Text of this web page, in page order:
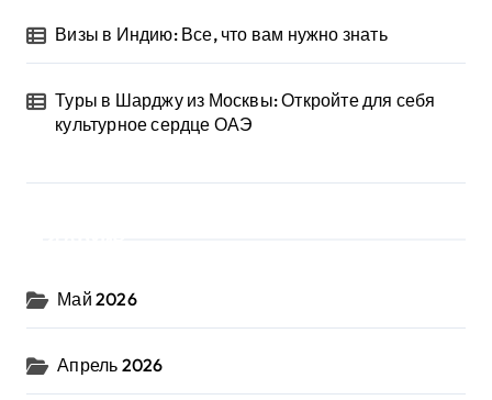
Визы в Индию: Все, что вам нужно знать
Туры в Шарджу из Москвы: Откройте для себя
культурное сердце ОАЭ
Май 2026
Апрель 2026